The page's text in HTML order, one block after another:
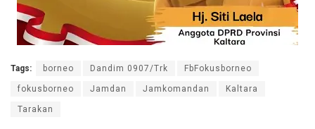
Tags: borneo Dandim 0907/Trk FbFokusborneo
fokusborneo Jamdan Jamkomandan Kaltara
Tarakan